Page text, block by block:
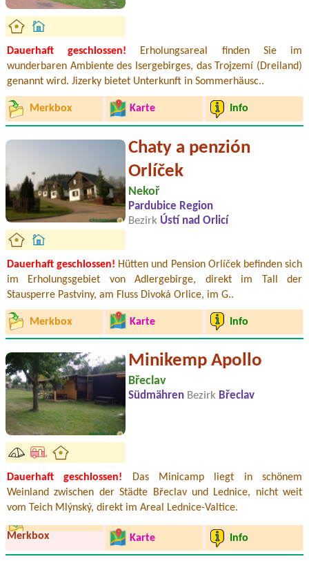
Dauerhaft geschlossen! Erholungsareal finden Sie im
wunderbaren Ambiente des Isergebirges, das Trojzemí (Dreiland)
genannt wird. Jizerky bietet Unterkunft in Sommerhäusc..
Merkbox Karte Info
Chaty a penzión
Orlíček
Nekoř
Pardubice Region
Bezirk Ústí nad Orlicí
Dauerhaft geschlossen! Hütten und Pension Orlíček befinden sich
im Erholungsgebiet von Adlergebirge, direkt im Tall der
Stausperre Pastviny, am Fluss Divoká Orlice, im G..
Merkbox Karte Info
Minikemp Apollo
Břeclav
Südmähren Bezirk Břeclav
Dauerhaft geschlossen! Das Minicamp liegt in schönem
Weinland zwischen der Städte Břeclav und Lednice, nicht weit
vom Teich Mlýnský, direkt im Areal Lednice-Valtice.
Merkbox Karte Info